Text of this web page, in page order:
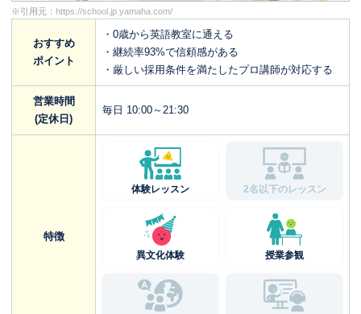
※引用元： https://school.jp.yamaha.com/
おすすめ
ポイント
・0歳から英語教室に通える
・継続率93%で信頼感がある
・厳しい採用条件を満たしたプロ講師が対応する
営業時間
(定休日)
毎日 10:00～21:30
特徴
体験レッスン 2名以下のレッスン
異文化体験 授業参観